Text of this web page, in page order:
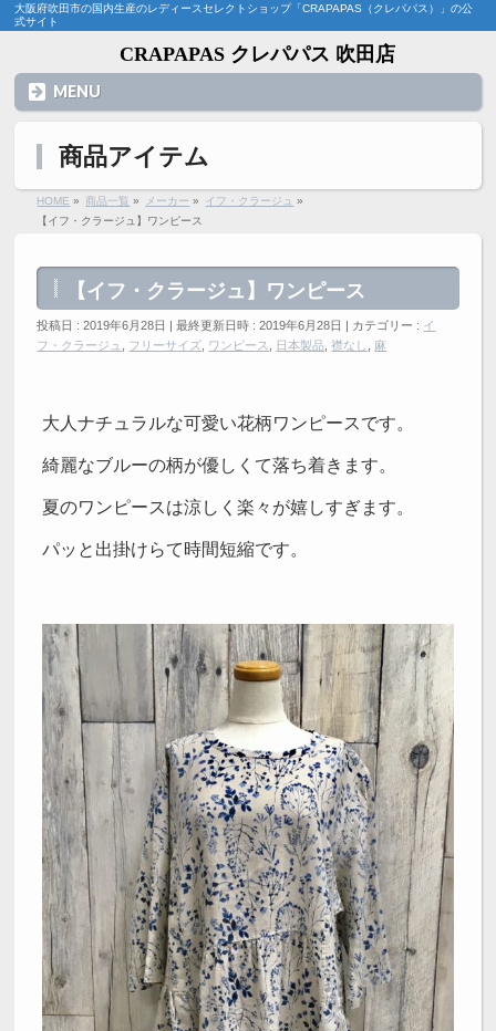
大阪府吹田市の国内生産のレディースセレクトショップ「CRAPAPAS（クレパパス）」の公
式サイト
CRAPAPAS クレパパス 吹田店
MENU
商品アイテム
HOME » 商品一覧 » メーカー » イフ・クラージュ »
【イフ・クラージュ】ワンピース
【イフ・クラージュ】ワンピース
投稿日 : 2019年6月28日 最終更新日時 : 2019年6月28日 カテゴリー : イ
フ・クラージュ
フリーサイズ ワンピース 日本製品 ,襟なし 麻
大人ナチュラルな可愛い花柄ワンピースです。
綺麗なブルーの柄が優しくて落ち着きます。
夏のワンピースは涼しく楽々が嬉しすぎます。
パッと出掛けらて時間短縮です。